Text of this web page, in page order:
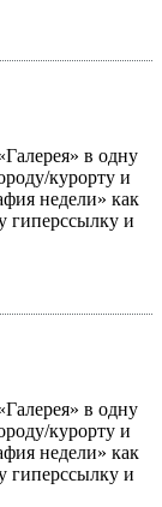
в одну
курорту и
недели» как
гиперссылку и
в одну
курорту и
недели» как
гиперссылку и